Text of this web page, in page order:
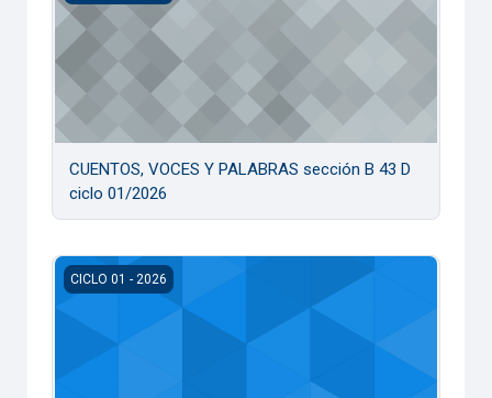
CUENTOS, VOCES Y PALABRAS sección B 43 D
ciclo 01/2026
CUENTOS, VOCES Y PALABRAS sección B 42 D ciclo 01/
CICLO 01 - 2026